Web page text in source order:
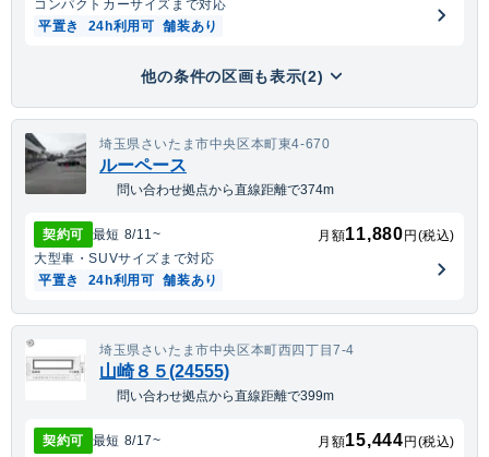
コンパクトカーサイズまで対応
平置き
24h利用可 舗装あり
他の条件の区画も表示(2)
埼玉県さいたま市中央区本町東4-670
ルーペース
問い合わせ拠点から直線距離で374m
契約可 最短 8/11~ 月額11,880 円(税込)
大型車・SUVサイズまで対応
平置き
24h利用可 舗装あり
埼玉県さいたま市中央区本町西四丁目7-4
山崎８５(24555)
問い合わせ拠点から直線距離で399m
契約可 最短 8/17~ 月額15,444 円(税込)